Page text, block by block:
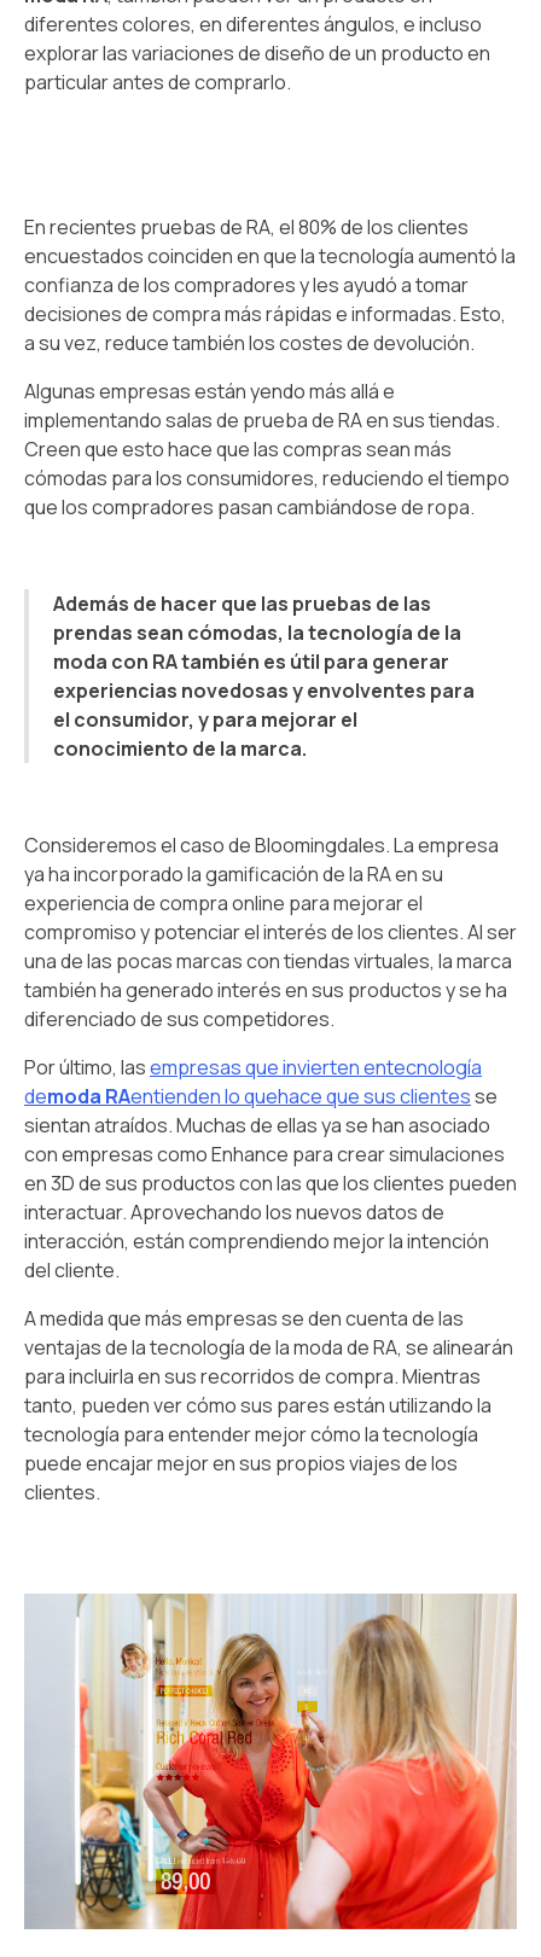
diferentes colores, en diferentes ángulos, e incluso
explorar las variaciones de diseño de un producto en
particular antes de comprarlo.
En recientes pruebas de RA, el 80% de los clientes
encuestados coinciden en que la tecnología aumentó la
confianza de los compradores y les ayudó a tomar
decisiones de compra más rápidas e informadas. Esto,
a su vez, reduce también los costes de devolución.
Algunas empresas están yendo más allá e
implementando salas de prueba de RA en sus tiendas.
Creen que esto hace que las compras sean más
cómodas para los consumidores, reduciendo el tiempo
que los compradores pasan cambiándose de ropa.
Además de hacer que las pruebas de las
prendas sean cómodas, la tecnología de la
moda con RA también es útil para generar
experiencias novedosas y envolventes para
el consumidor, y para mejorar el
conocimiento de la marca.
Consideremos el caso de Bloomingdales. La empresa
ya ha incorporado la gamificación de la RA en su
experiencia de compra online para mejorar el
compromiso y potenciar el interés de los clientes. Al ser
una de las pocas marcas con tiendas virtuales, la marca
también ha generado interés en sus productos y se ha
diferenciado de sus competidores.
Por último, lasempresas que invierten entecnología
demoda RAentienden lo quehace que sus clientesse
sientan atraídos. Muchas de ellas ya se han asociado
con empresas como Enhance para crear simulaciones
en 3D de sus productos con las que los clientes pueden
interactuar. Aprovechando los nuevos datos de
interacción, están comprendiendo mejor la intención
del cliente.
A medida que más empresas se den cuenta de las
ventajas de la tecnología de la moda de RA, se alinearán
para incluirla en sus recorridos de compra. Mientras
tanto, pueden ver cómo sus pares están utilizando la
tecnología para entender mejor cómo la tecnología
puede encajar mejor en sus propios viajes de los
clientes.